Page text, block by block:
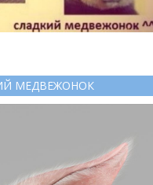
МЕДВЕЖОНОК